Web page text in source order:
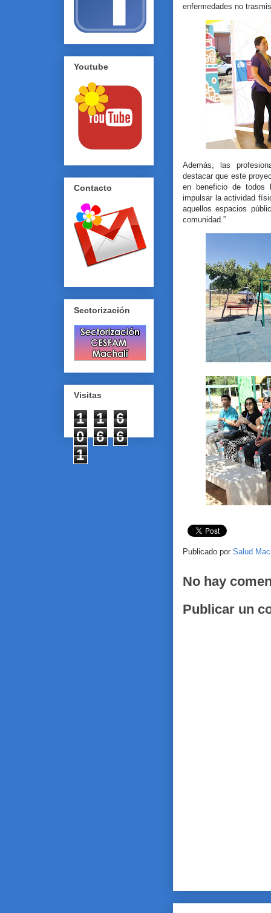
enfermedades no
Además, las
destacar que este
en beneficio de todos
impulsar la actividad
aquellos espacios
comunidad.”
Publicado por Salud
No hay
Publicar un
Youtube
Contacto
Sectorización
Visitas
1 1
6
0
6
6
1